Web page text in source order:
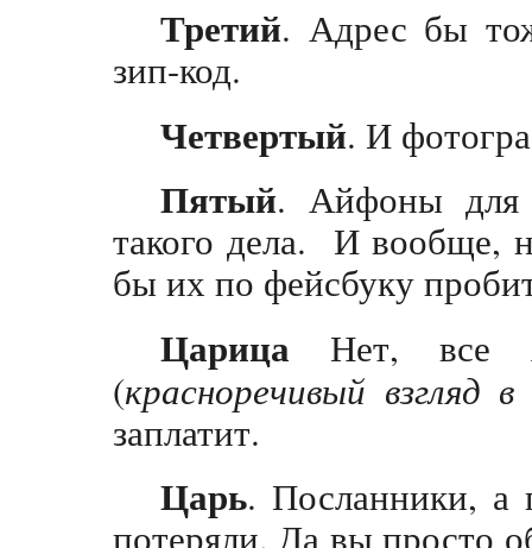
Третий. Адрес бы
зип-код.
Четвертый. И
Пятый. Айфоны для
такого дела. И вообще,
бы их по фейсбуку
Царица Нет, все
(красноречивый взгляд
заплатит.
Царь. Посланники, а
потеряли. Да вы просто